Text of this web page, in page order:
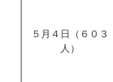
５月４日（６０３
人）